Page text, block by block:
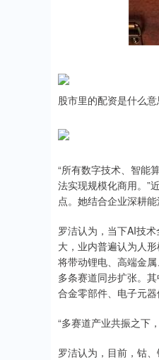
股市里的配资是什么意
“所有数字技术、智能
法实现规模化商用。”
点。她结合企业深耕
罗洁认为，当下AI技
大，业内普遍认为人
将带动锂电、高端金
多条赛道同步扩张。
合金零部件、电子元
“多赛道产业共振之下
罗洁认为，目前，钴